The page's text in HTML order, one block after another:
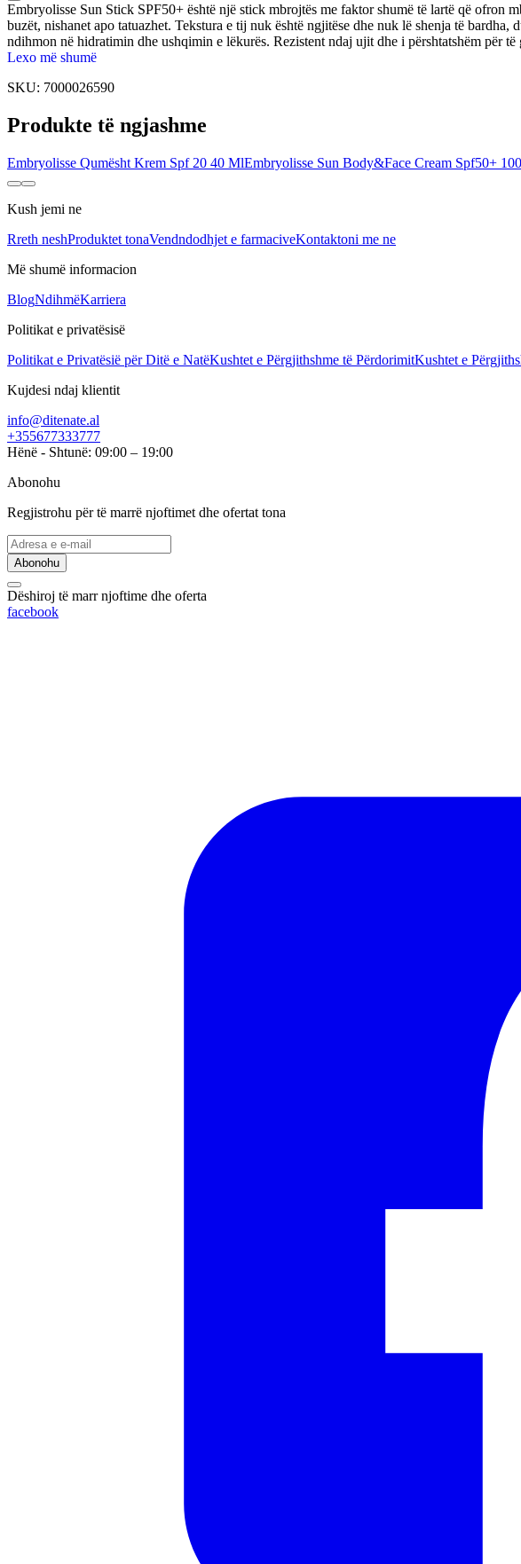
Embryolisse Sun Stick SPF50+ është një stick mbrojtës me faktor shumë të lartë që
buzët, nishanet apo tatuazhet. Tekstura e tij nuk është ngjitëse dhe nuk lë shenja të
ndihmon në hidratimin dhe ushqimin e lëkurës. Rezistent ndaj ujit dhe i përshtatshëm për
Lexo më shumë
SKU: 7000026590
Produkte të ngjashme
Embryolisse Qumësht Krem Spf 20 40 MlEmbryolisse Sun Body&Face Cream Spf50+
Kush jemi ne
Rreth neshProduktet tonaVendndodhjet e farmaciveKontaktoni me ne
Më shumë informacion
BlogNdihmëKarriera
Politikat e privatësisë
Politikat e Privatësië për Ditë e NatëKushtet e Përgjithshme të PërdorimitKushtet e
Kujdesi ndaj klientit
info@ditenate.al
+355677333777
Hënë - Shtunë: 09:00 – 19:00
Abonohu
Regjistrohu për të marrë njoftimet dhe ofertat tona
Abonohu
Dëshiroj të marr njoftime dhe oferta
facebook